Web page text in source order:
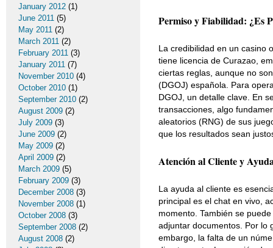
Permiso y Fiabilidad: ¿Es
La credibilidad en un casino
tiene licencia de Curazao,
ciertas reglas, aunque no
(DGOJ) española. Para
DGOJ, un detalle clave. En
transacciones, algo
aleatorios (RNG) de sus
que los resultados sean
Atención al Cliente y
La ayuda al cliente es
principal es el chat en vivo,
momento. También se
adjuntar documentos. Por lo
embargo, la falta de un
January 2012 (1)
June 2011 (5)
May 2011 (2)
March 2011 (2)
February 2011 (3)
January 2011 (7)
November 2010 (4)
October 2010 (1)
September 2010 (2)
August 2009 (2)
July 2009 (3)
June 2009 (2)
May 2009 (2)
April 2009 (2)
March 2009 (5)
February 2009 (3)
December 2008 (3)
November 2008 (1)
October 2008 (3)
September 2008 (2)
August 2008 (2)